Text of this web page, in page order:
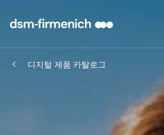
디지털 제품 카탈로그